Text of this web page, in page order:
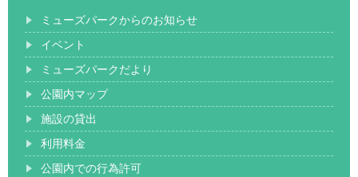
ミューズパークからのお知らせ
イベント
ミューズパークだより
公園内マップ
施設の貸出
利用料金
公園内での行為許可